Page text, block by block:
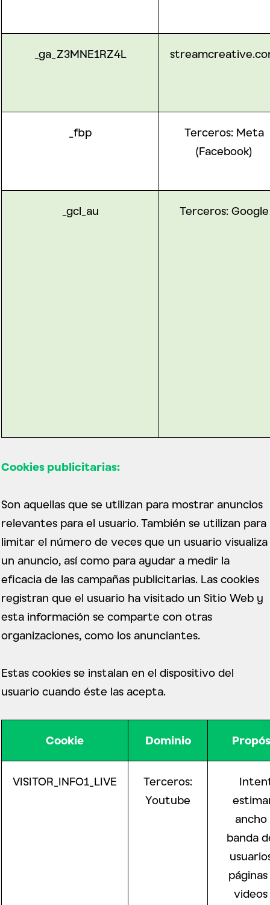
_ga_Z3MNE1RZ4L
_fbp Terceros: Meta
(Facebook)
_gcl_au Terceros: Google
Cookies publicitarias:
Son aquellas que se utilizan para mostrar anuncios
relevantes para el usuario. También se utilizan para
limitar el número de veces que un usuario visualiza
un anuncio, así como para ayudar a medir la
eficacia de las campañas publicitarias. Las cookies
registran que el usuario ha visitado un Sitio Web y
esta información se comparte con otras
organizaciones, como los anunciantes.
Estas cookies se instalan en el dispositivo del
usuario cuando éste las acepta.
Cookie Dominio
VISITOR_INFO1_LIVE
Terceros:
Youtube
ancho
banda